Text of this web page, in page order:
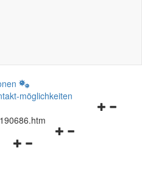
möglichkeiten
Navigationsmenü
Navigationsmenü